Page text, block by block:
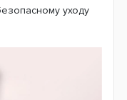
уходу